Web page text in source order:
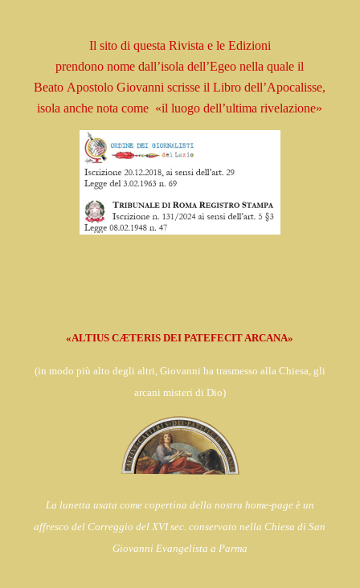
Il sito di questa Rivista e le Edizioni
prendononomedall’isola dell’Egeo nella quale il
Beato ApostoloGiovanni scrisse il Librodell’Apocalisse,
isolaanche nota come «il luogo dell’ultima rivelazione»
«ALTIUS CÆTERIS DEI PATEFECIT ARCANA»
(in modo più alto degli altri, Giovanni ha trasmesso alla Chiesa, gli
arcani misteri di Dio)
La lunetta usata come copertina della nostra home-page è un
affresco del Correggio del XVI sec. conservato nella Chiesa diSan
Giovanni Evangelista a Parma